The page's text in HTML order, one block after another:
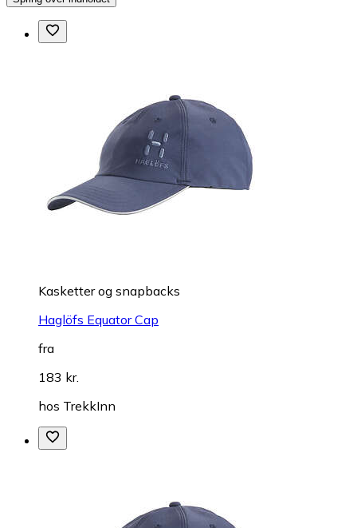
Kasketter og snapbacks
Haglöfs Equator Cap
fra
183 kr.
hos TrekkInn